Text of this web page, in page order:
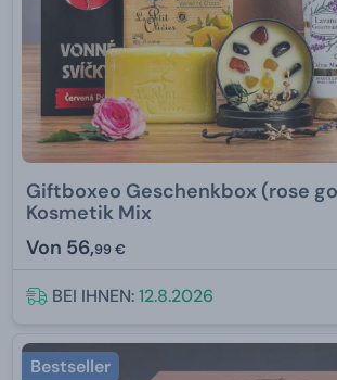
Giftboxeo Geschenkbox (rose
Kosmetik Mix
Von 56,99 €
BEI IHNEN:12.8.2026
Bestseller